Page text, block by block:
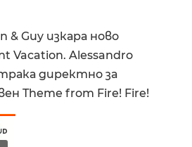
Guy изкара ново
Vacation. Alessandro
директно за
Theme from Fire! Fire!